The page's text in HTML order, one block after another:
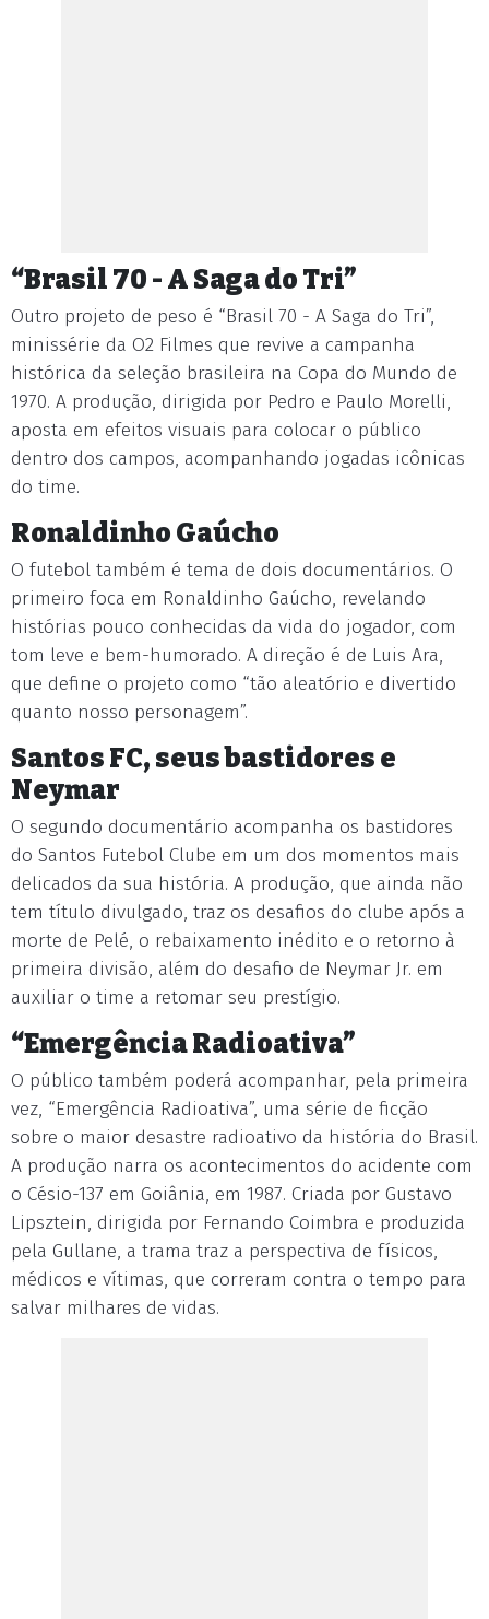
“Brasil 70 - A Saga do Tri”
Outro projeto de peso é “Brasil 70 - A Saga do Tri”,
minissérie da O2 Filmes que revive a campanha
histórica da seleção brasileira na Copa do Mundo de
1970. A produção, dirigida por Pedro e Paulo Morelli,
aposta em efeitos visuais para colocar o público
dentro dos campos, acompanhando jogadas icônicas
do time.
Ronaldinho Gaúcho
O futebol também é tema de dois documentários. O
primeiro foca em Ronaldinho Gaúcho, revelando
histórias pouco conhecidas da vida do jogador, com
tom leve e bem-humorado. A direção é de Luis Ara,
que define o projeto como “tão aleatório e divertido
quanto nosso personagem”.
Santos FC, seus bastidores e
Neymar
O segundo documentário acompanha os bastidores
do Santos Futebol Clube em um dos momentos mais
delicados da sua história. A produção, que ainda não
tem título divulgado, traz os desafios do clube após a
morte de Pelé, o rebaixamento inédito e o retorno à
primeira divisão, além do desafio de Neymar Jr. em
auxiliar o time a retomar seu prestígio.
“Emergência Radioativa”
O público também poderá acompanhar, pela primeira
vez, “Emergência Radioativa”, uma série de ficção
sobre o maior desastre radioativo da história do Brasil.
A produção narra os acontecimentos do acidente com
o Césio-137 em Goiânia, em 1987. Criada por Gustavo
Lipsztein, dirigida por Fernando Coimbra e produzida
pela Gullane, a trama traz a perspectiva de físicos,
médicos e vítimas, que correram contra o tempo para
salvar milhares de vidas.